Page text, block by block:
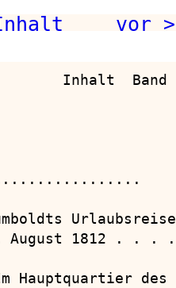
vor >
Inhalt  Band
August 1812 . . .
Hauptquartier des